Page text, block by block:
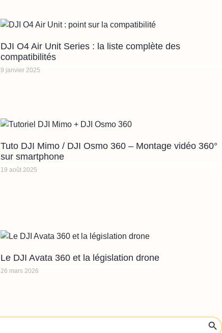
DJI O4 Air Unit Series : la liste complète des
compatibilités
9 janvier 2025
Tuto DJI Mimo / DJI Osmo 360 – Montage vidéo 360°
sur smartphone
19 août 2025
Le DJI Avata 360 et la législation drone
26 mars 2026